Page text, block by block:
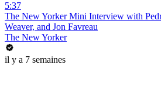
5:37
The New Yorker Mini Interview with
Weaver, and Jon Favreau
The New Yorker
il y a 7 semaines